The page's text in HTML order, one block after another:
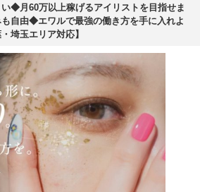
◆月60万以上稼げるアイリストを目指せま
自由◆エワルで最強の働き方を手に入れよ
埼玉エリア対応】